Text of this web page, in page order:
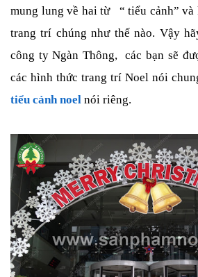
mung lung về hai từ
“ tiểu cảnh”
trang trí chúng như thế nào. Vậy
công ty Ngàn Thông,
các bạn sẽ
các hình thức trang trí Noel nói
tiểu cảnh noel nói riêng.